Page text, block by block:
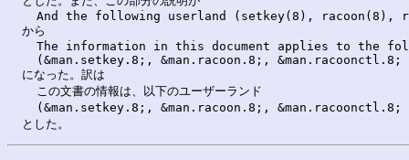
And the following userland (setkey(8), racoon(8),
  から
The information in this document applies to the
(&man.setkey.8;, &man.racoon.8;, &man.racoonctl.8;
  になった。訳は
    この文書の情報は、以下のユーザーランド
(&man.setkey.8;, &man.racoon.8;, &man.racoonctl.8;